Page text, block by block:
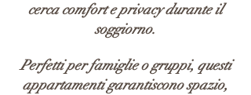
cerca comfort e privacy durante il
soggiorno.
Perfetti per famiglie o gruppi, questi
appartamenti garantiscono spazio,